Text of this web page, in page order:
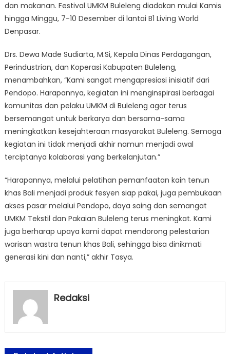
dan makanan. Festival UMKM Buleleng diadakan mulai Kamis
hingga Minggu, 7-10 Desember di lantai B1 Living World
Denpasar.
Drs. Dewa Made Sudiarta, M.Si, Kepala Dinas Perdagangan,
Perindustrian, dan Koperasi Kabupaten Buleleng,
menambahkan, “Kami sangat mengapresiasi inisiatif dari
Pendopo. Harapannya, kegiatan ini menginspirasi berbagai
komunitas dan pelaku UMKM di Buleleng agar terus
bersemangat untuk berkarya dan bersama-sama
meningkatkan kesejahteraan masyarakat Buleleng. Semoga
kegiatan ini tidak menjadi akhir namun menjadi awal
terciptanya kolaborasi yang berkelanjutan.”
“Harapannya, melalui pelatihan pemanfaatan kain tenun
khas Bali menjadi produk fesyen siap pakai, juga pembukaan
akses pasar melalui Pendopo, daya saing dan semangat
UMKM Tekstil dan Pakaian Buleleng terus meningkat. Kami
juga berharap upaya kami dapat mendorong pelestarian
warisan wastra tenun khas Bali, sehingga bisa dinikmati
generasi kini dan nanti,” akhir Tasya.
Redaksi